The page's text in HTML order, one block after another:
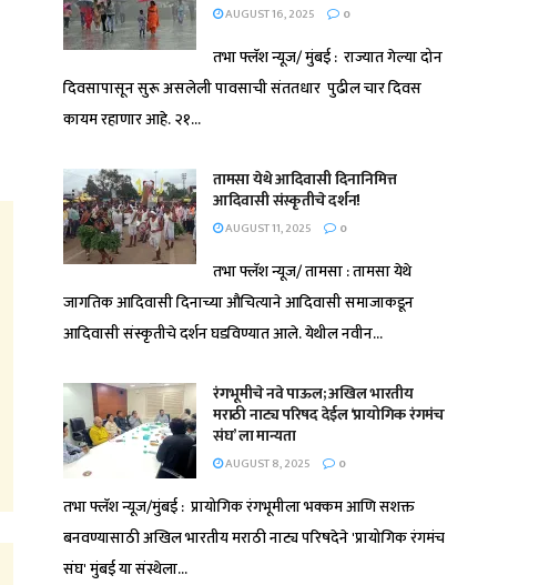
AUGUST 16, 2025 0
तभा फ्लॅश न्यूज/ मुंबई : राज्यात गेल्या दोन
दिवसापासून सुरू असलेली पावसाची संततधार पुढील चार दिवस
कायम रहाणार आहे. २१...
तामसा येथे आदिवासी दिनानिमित्त
आदिवासी संस्कृतीचे दर्शन!
AUGUST 11, 2025 0
तभा फ्लॅश न्यूज/ तामसा : तामसा येथे
जागतिक आदिवासी दिनाच्या औचित्याने आदिवासी समाजाकडून
आदिवासी संस्कृतीचे दर्शन घडविण्यात आले. येथील नवीन...
रंगभूमीचे नवे पाऊल; अखिल भारतीय
मराठी नाट्य परिषद देईल ‘प्रायोगिक रंगमंच
संघ’ ला मान्यता
AUGUST 8, 2025 0
तभा फ्लॅश न्यूज/मुंबई : प्रायोगिक रंगभूमीला भक्कम आणि सशक्त
बनवण्यासाठी अखिल भारतीय मराठी नाट्य परिषदेने 'प्रायोगिक रंगमंच
संघ' मुंबई या संस्थेला...